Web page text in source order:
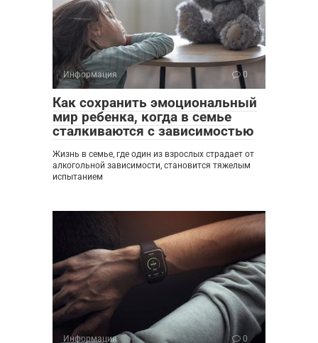
Информация 0
Как сохранить эмоциональный
мир ребенка, когда в семье
сталкиваются с зависимостью
Жизнь в семье, где один из взрослых страдает от
алкогольной зависимости, становится тяжелым
испытанием
Информация 0